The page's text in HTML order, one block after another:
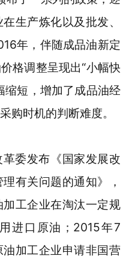
生产炼化以及批发、
年，伴随成品油新定
格调整呈现出“小幅快
缩短，增加了成品油经
购时机的判断难度。
委发布《国家发展改
有关问题的通知》，
工企业在淘汰一定规
进口原油；2015年7
加工企业申请非国营